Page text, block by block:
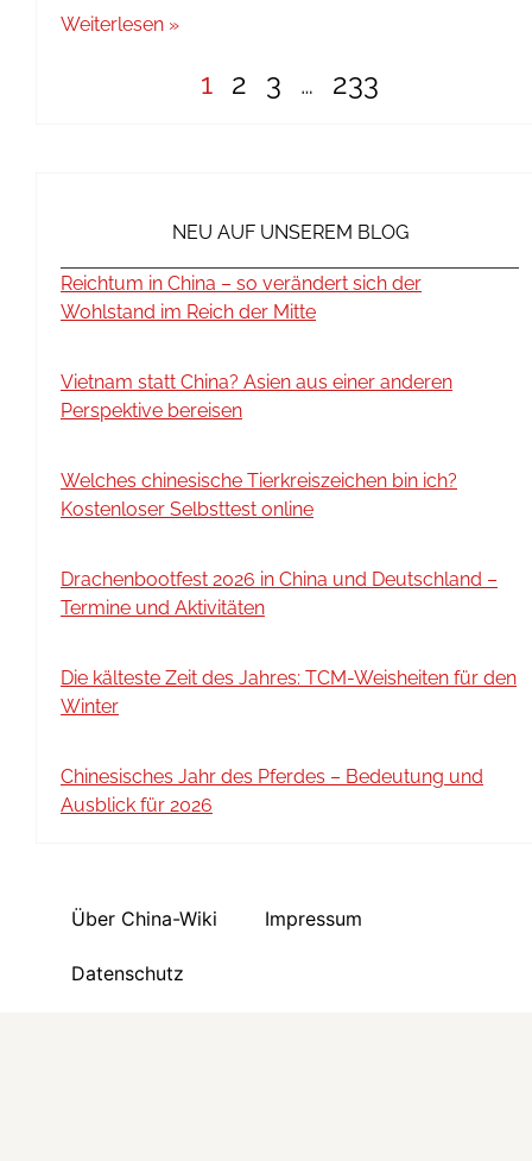
Weiterlesen »
1 2 3 … 233
NEU AUF UNSEREM BLOG
Reichtum in China – so verändert sich der
Wohlstand im Reich der Mitte
Vietnam statt China? Asien aus einer anderen
Perspektive bereisen
Welches chinesische Tierkreiszeichen bin ich?
Kostenloser Selbsttest online
Drachenbootfest 2026 in China und Deutschland –
Termine und Aktivitäten
Die kälteste Zeit des Jahres: TCM-Weisheiten für den
Winter
Chinesisches Jahr des Pferdes – Bedeutung und
Ausblick für 2026
Über China-Wiki Impressum
Datenschutz